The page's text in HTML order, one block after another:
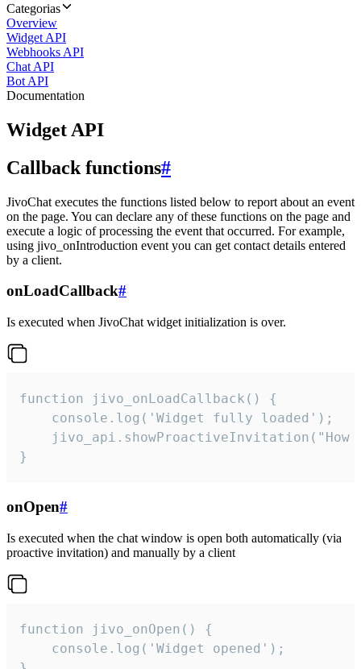
Categorias
Overview
Widget API
Webhooks API
Chat API
Bot API
Documentation
Widget API
Callback functions#
JivoChat executes the functions listed below to report about an event
on the page. You can declare any of these functions on the page and
execute a logic of processing the event that occurred. For example,
using jivo_onIntroduction event you can get contact details entered
by a client.
onLoadCallback#
Is executed when JivoChat widget initialization is over.
function jivo_onLoadCallback() {
    console.log('Widget fully loaded');
jivo_api.showProactiveInvitation("How
}
onOpen#
Is executed when the chat window is open both automatically (via
proactive invitation) and manually by a client
function jivo_onOpen() {
    console.log('Widget opened');